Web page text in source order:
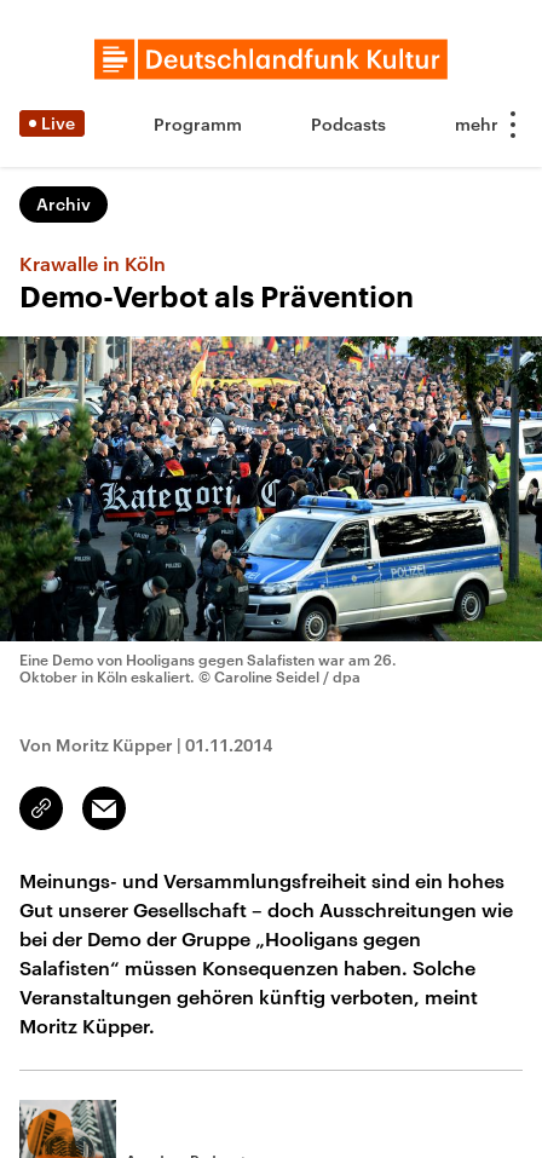
Live Programm Podcasts
Archiv
Krawalle in Köln
Demo-Verbot als Prävention
Eine Demo von Hooligans gegen Salafisten war am 26.
Oktober in Köln eskaliert. © Caroline Seidel / dpa
Von Moritz Küpper | 01.11.2014
Link
kopieren/teilen
Email
Meinungs- und Versammlungsfreiheit sind ein hohes
Gut unserer Gesellschaft – doch Ausschreitungen wie
bei der Demo der Gruppe „Hooligans gegen
Salafisten“ müssen Konsequenzen haben. Solche
Veranstaltungen gehören künftig verboten, meint
Moritz Küpper.